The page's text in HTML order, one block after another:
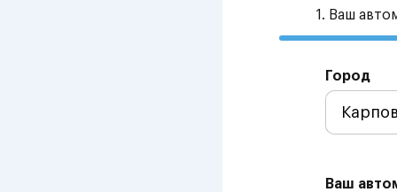
1. Ваш
Город
Ваш